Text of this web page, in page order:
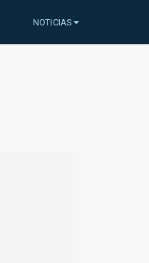
NOTICIAS